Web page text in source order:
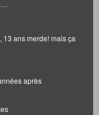
13 ans merde! mais ça
après